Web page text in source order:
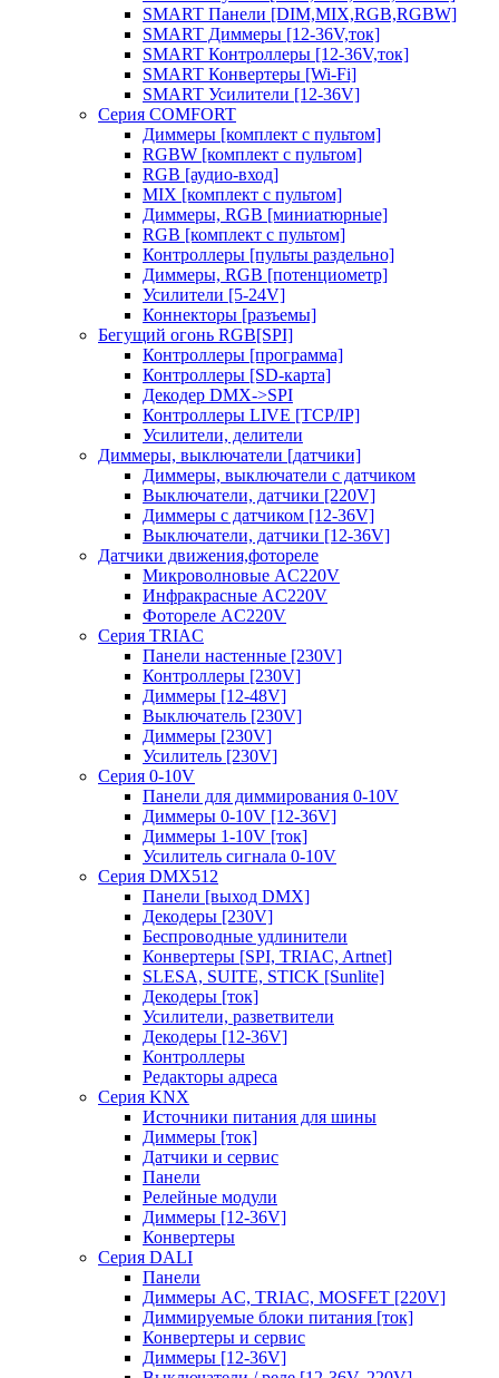
SMART Панели [DIM,MIX,RGB,RGBW]
SMART Диммеры [12-36V,ток]
SMART Контроллеры [12-36V,ток]
SMART Конвертеры [Wi-Fi]
SMART Усилители [12-36V]
Серия COMFORT
Диммеры [комплект с пультом]
RGBW [комплект с пультом]
RGB [аудио-вход]
MIX [комплект с пультом]
Диммеры, RGB [миниатюрные]
RGB [комплект с пультом]
Контроллеры [пульты раздельно]
Диммеры, RGB [потенциометр]
Усилители [5-24V]
Коннекторы [разъемы]
Бегущий огонь RGB[SPI]
Контроллеры [программа]
Контроллеры [SD-карта]
Декодер DMX->SPI
Контроллеры LIVE [TCP/IP]
Усилители, делители
Диммеры, выключатели [датчики]
Диммеры, выключатели с датчиком
Выключатели, датчики [220V]
Диммеры с датчиком [12-36V]
Выключатели, датчики [12-36V]
Датчики движения,фотореле
Микроволновые AC220V
Инфракрасные AC220V
Фотореле AC220V
Серия TRIAC
Панели настенные [230V]
Контроллеры [230V]
Диммеры [12-48V]
Выключатель [230V]
Диммеры [230V]
Усилитель [230V]
Серия 0-10V
Панели для диммирования 0-10V
Диммеры 0-10V [12-36V]
Диммеры 1-10V [ток]
Усилитель сигнала 0-10V
Серия DMX512
Панели [выход DMX]
Декодеры [230V]
Беспроводные удлинители
Конвертеры [SPI, TRIAC, Artnet]
SLESA, SUITE, STICK [Sunlite]
Декодеры [ток]
Усилители, разветвители
Декодеры [12-36V]
Контроллеры
Редакторы адреса
Серия KNX
Источники питания для шины
Диммеры [ток]
Датчики и сервис
Панели
Релейные модули
Диммеры [12-36V]
Конвертеры
Серия DALI
Панели
Диммеры AC, TRIAC, MOSFET [220V]
Диммируемые блоки питания [ток]
Конвертеры и сервис
Диммеры [12-36V]